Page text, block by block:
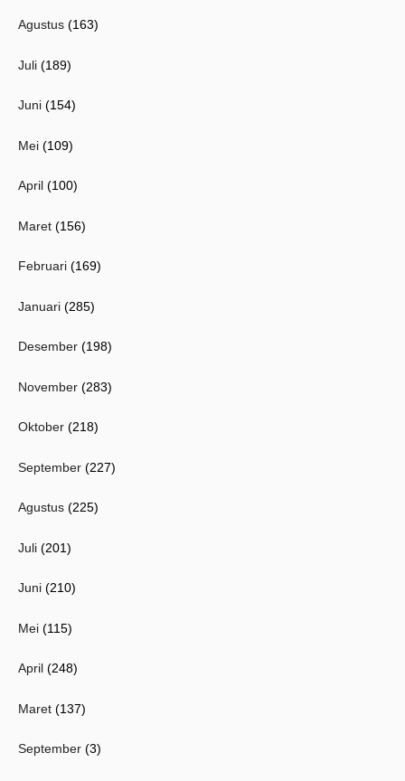
Agustus (163)
Juli (189)
Juni (154)
Mei (109)
April (100)
Maret (156)
Februari (169)
Januari (285)
Desember (198)
November (283)
Oktober (218)
September (227)
Agustus (225)
Juli (201)
Juni (210)
Mei (115)
April (248)
Maret (137)
September (3)